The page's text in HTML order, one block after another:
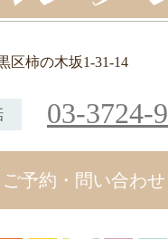
区柿の木坂1-31-14
03-3724-
ご予約・問い合わせ